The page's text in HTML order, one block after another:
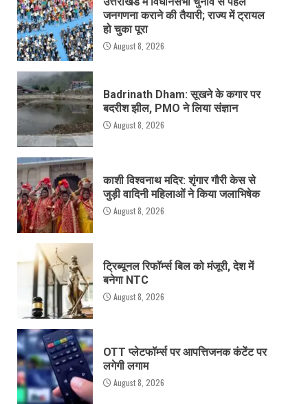
जनगणना कराने की तैयारी; राज्य में ट्रायल
हो चुका पूरा
August 8, 2026
Badrinath Dham: सूखने के कगार पर
बदरीश झील, PMO ने लिया संज्ञान
August 8, 2026
काशी विश्वनाथ मदिर: शृंगार गौरी केस से
जुड़ी वादिनी महिलाओं ने किया जलाभिषेक
August 8, 2026
ट्रिब्यूनल रिफॉर्म्स बिल को मंजूरी, देश में
बनेगा NTC
August 8, 2026
OTT प्लेटफॉर्म्स पर आपत्तिजनक कंटेंट पर
लगेगी लगाम
August 8, 2026